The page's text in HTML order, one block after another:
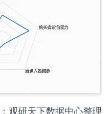
观研天下数据中心整理